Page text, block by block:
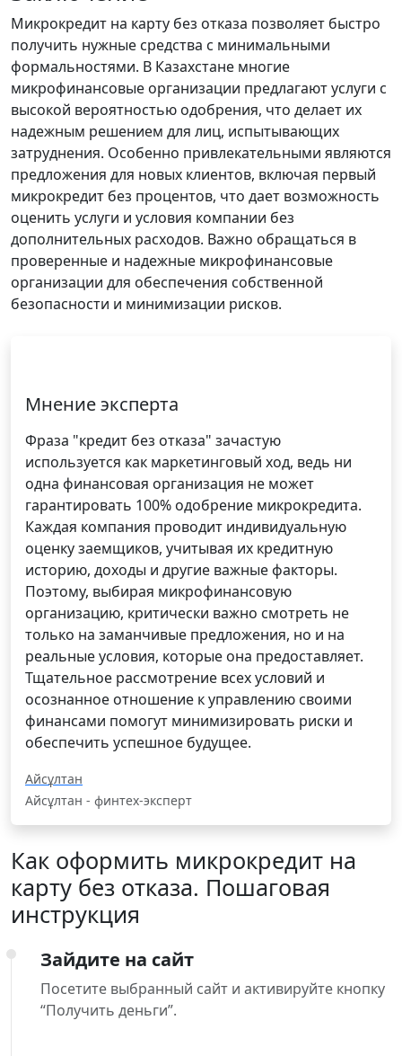
Микрокредит на карту без отказа позволяет быстро
получить нужные средства с минимальными
формальностями. В Казахстане многие
микрофинансовые организации предлагают услуги с
высокой вероятностью одобрения, что делает их
надежным решением для лиц, испытывающих
затруднения. Особенно привлекательными являются
предложения для новых клиентов, включая первый
микрокредит без процентов, что дает возможность
оценить услуги и условия компании без
дополнительных расходов. Важно обращаться в
проверенные и надежные микрофинансовые
организации для обеспечения собственной
безопасности и минимизации рисков.
Мнение эксперта
Фраза "кредит без отказа" зачастую
используется как маркетинговый ход, ведь ни
одна финансовая организация не может
гарантировать 100% одобрение микрокредита.
Каждая компания проводит индивидуальную
оценку заемщиков, учитывая их кредитную
историю, доходы и другие важные факторы.
Поэтому, выбирая микрофинансовую
организацию, критически важно смотреть не
только на заманчивые предложения, но и на
реальные условия, которые она предоставляет.
Тщательное рассмотрение всех условий и
осознанное отношение к управлению своими
финансами помогут минимизировать риски и
обеспечить успешное будущее.
Айсұлтан
Айсұлтан - финтех-эксперт
Как оформить микрокредит на
карту без отказа. Пошаговая
инструкция
Зайдите на сайт
Посетите выбранный сайт и активируйте кнопку
“Получить деньги”.